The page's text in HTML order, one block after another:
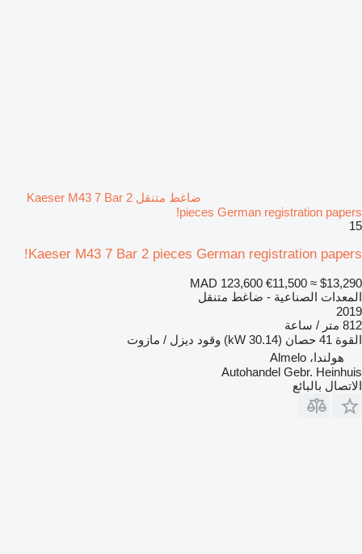
ضاغط متنقل Kaeser M43 7 Bar 2
pieces German registration papers!
15
Kaeser M43 7 Bar 2 pieces German registration papers!
MAD 123,600 €11,500 ≈ $13,290
المعدات الصناعية - ضاغط متنقل
2019
812 متر / ساعة
القوة 41 حصان (30.14 kW) وقود ديزل / مازوت
هولندا، Almelo
Autohandel Gebr. Heinhuis
الاتصال بالبائع